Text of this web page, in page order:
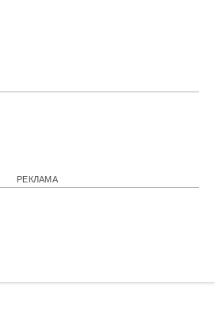
РЕКЛАМА